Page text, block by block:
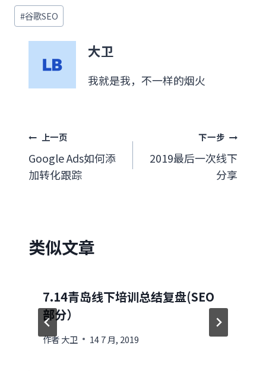
文
章
#谷歌SEO
大卫
我就是我，不一样的烟火
文
章
上一页
Google Ads如何添
加转化跟踪
下一步
2019最后一次线下
分享
类似文章
7.14青岛线下培训总结复盘(SEO
部分）
作者大卫 14 7 月, 2019